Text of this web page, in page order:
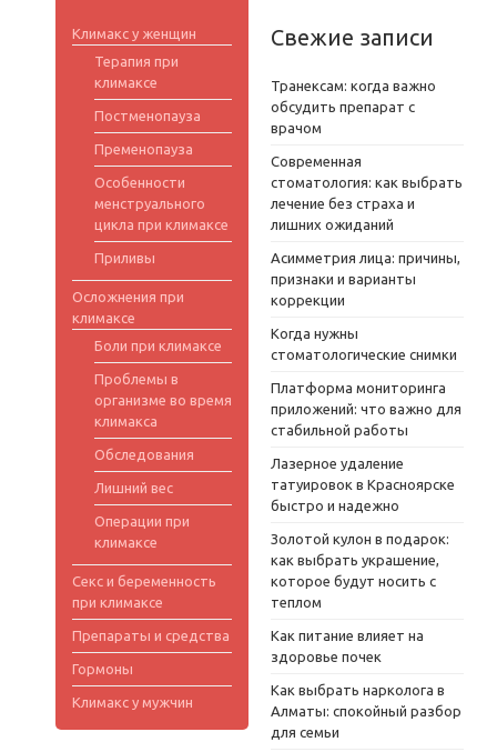
Климакс у женщин
Терапия при
климаксе
Постменопауза
Пременопауза
Особенности
менструального
цикла при климаксе
Приливы
Осложнения при
климаксе
Боли при климаксе
Проблемы в
организме во время
климакса
Обследования
Лишний вес
Операции при
климаксе
Секс и беременность
при климаксе
Препараты и средства
Гормоны
Климакс у мужчин
Свежие записи
Транексам: когда важно
обсудить препарат с
врачом
Современная
стоматология: как выбрать
лечение без страха и
лишних ожиданий
Асимметрия лица: причины,
признаки и варианты
коррекции
Когда нужны
стоматологические снимки
Платформа мониторинга
приложений: что важно для
стабильной работы
Лазерное удаление
татуировок в Красноярске
быстро и надежно
Золотой кулон в подарок:
как выбрать украшение,
которое будут носить с
теплом
Как питание влияет на
здоровье почек
Как выбрать нарколога в
Алматы: спокойный разбор
для семьи